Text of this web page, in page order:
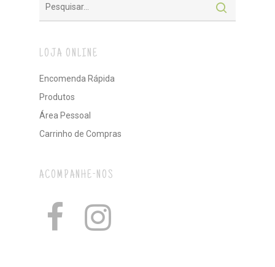
LOJA ONLINE
Encomenda Rápida
Produtos
Área Pessoal
Carrinho de Compras
ACOMPANHE-NOS